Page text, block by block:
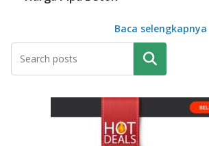
Baca selengkapnya
Pencarian